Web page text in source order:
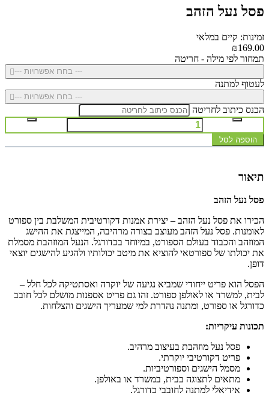
פסל נעל הזהב
זמינות: קיים במלאי
₪169.00
תמחור לפי מילה - חריטה
--- בחרו אפשרויות ---
לעטוף למתנה
--- בחרו אפשרויות ---
הכנס כיתוב לחריטה
הוספה לסל
תיאור
פסל נעל הזהב
הכירו את פסל נעל הזהב – יצירת אמנות דקורטיבית המשלבת בין ספורט
לאומנות. פסל נעל הזהב מעוצב בצורה מרהיבה, המייצגת את ההישג
המוזהב והכבוד בעולם הספורט, במיוחד בכדורגל. הנעל המוזהבת מסמלת
את יכולתו של ספורטאי להוציא את מיטב יכולותיו ולהגיע להישגים יוצאי
דופן.
הפסל הוא פריט ייחודי שמביא נגיעה של יוקרה ואסתטיקה לכל חלל –
לבית, למשרד או לאולפן ספורט. זהו גם פריט אספנות מושלם לכל חובב
כדורגל או ספורט, ומתנה נהדרת למי שמעריך הישגים והצלחות.
תכונות עיקריות:
פסל נעל מוזהבת בעיצוב מרהיב.
פריט דקורטיבי יוקרתי.
מסמל הישגים וספורטיביות.
מתאים לתצוגה בבית, במשרד או באולפן.
אידיאלי למתנה לחובבי כדורגל.